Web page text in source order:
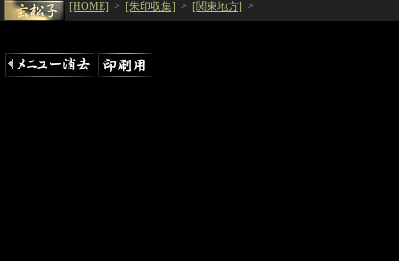
[HOME] > [朱印収集] > [関東地方] >